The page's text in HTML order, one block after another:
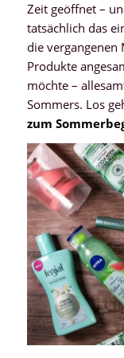
Zeit geöffnet –
tatsächlich das
die vergangenen
Produkte
möchte –
Sommers. Los
zum